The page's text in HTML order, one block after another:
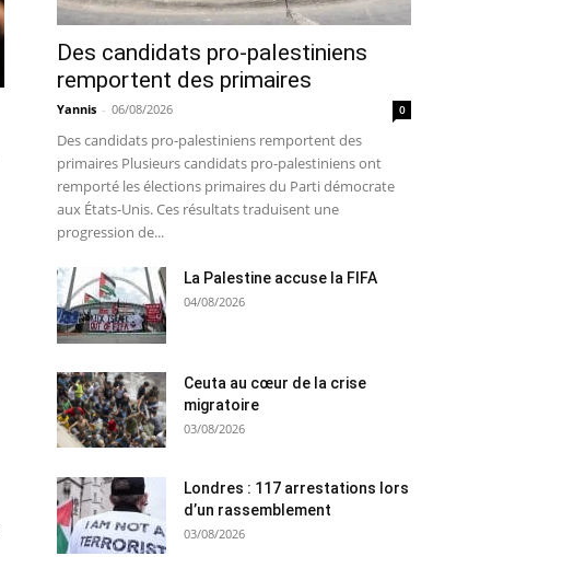
Des candidats pro-palestiniens
remportent des primaires
Yannis - 06/08/2026 0
Des candidats pro-palestiniens remportent des
primaires Plusieurs candidats pro-palestiniens ont
remporté les élections primaires du Parti démocrate
aux États-Unis. Ces résultats traduisent une
progression de...
La Palestine accuse la FIFA
04/08/2026
Ceuta au cœur de la crise
migratoire
03/08/2026
Londres : 117 arrestations lors
d’un rassemblement
03/08/2026